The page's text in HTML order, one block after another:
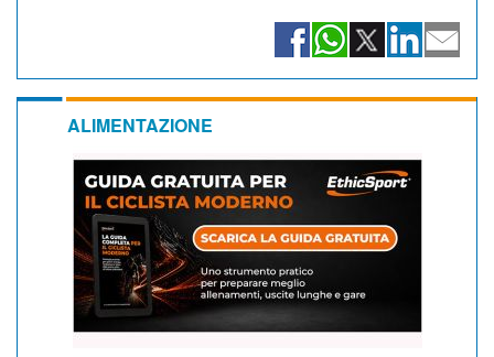
ALIMENTAZIONE